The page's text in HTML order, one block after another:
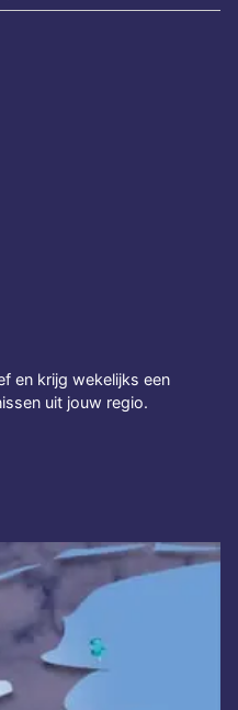
en krijg wekelijks een
uit jouw regio.